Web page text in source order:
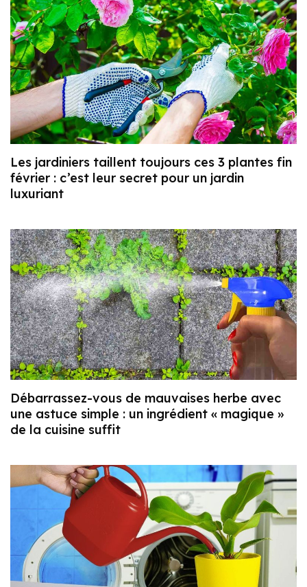
Les jardiniers taillent toujours ces 3 plantes fin
février : c’est leur secret pour un jardin
luxuriant
Débarrassez-vous de mauvaises herbe avec
une astuce simple : un ingrédient « magique »
de la cuisine suffit